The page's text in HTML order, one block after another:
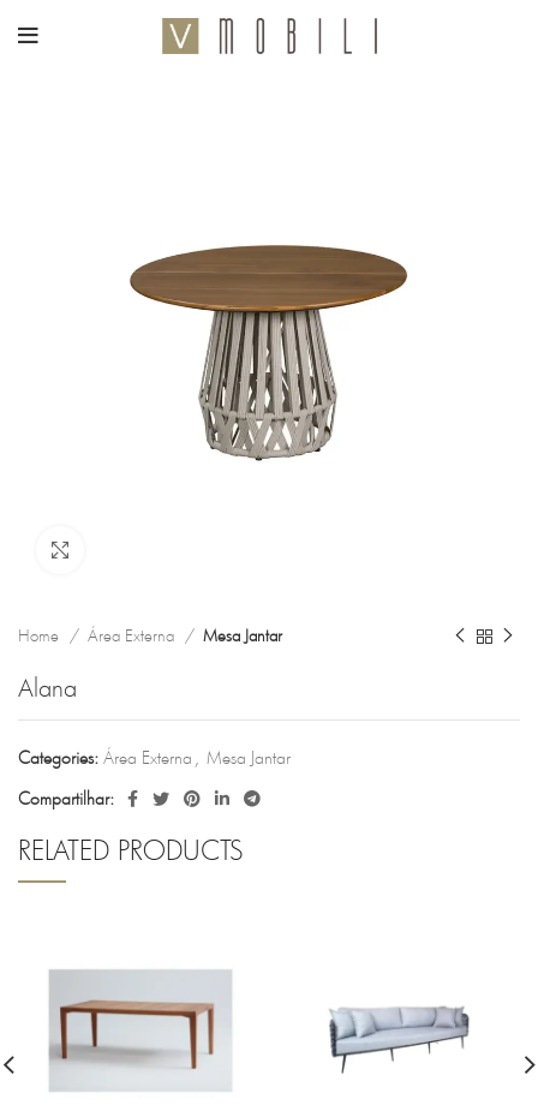
Home Área Externa Mesa Jantar
Alana
Categories: Área Externa , Mesa Jantar
Compartilhar:
RELATED PRODUCTS